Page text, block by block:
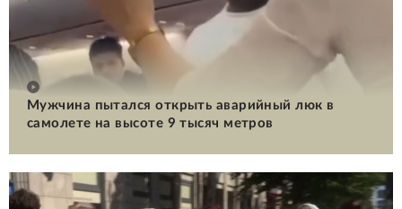
Мужчина пытался открыть аварийный люк в
самолете на высоте 9 тысяч метров